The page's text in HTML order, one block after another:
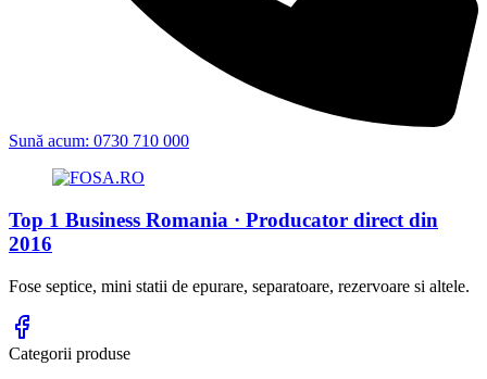
Sună acum: 0730 710 000
Top 1 Business Romania · Producator direct din
2016
Fose septice, mini statii de epurare, separatoare, rezervoare si altele.
Categorii produse